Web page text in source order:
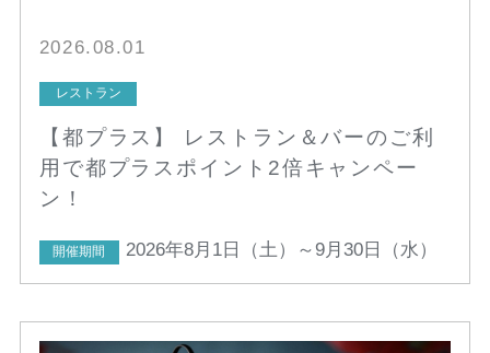
2026.08.01
レストラン
【都プラス】 レストラン＆バーのご利
用で都プラスポイント2倍キャンペー
ン！
開催期間 2026年8月1日（土）～9月30日（水）